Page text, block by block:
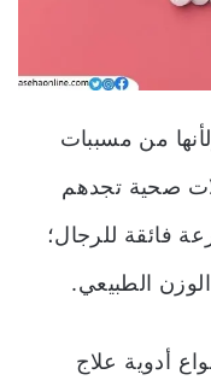
ولأنها من مسببات
صحية تجدهم
فائقة للرجال؛
الطبيعي.
أدوية علاج